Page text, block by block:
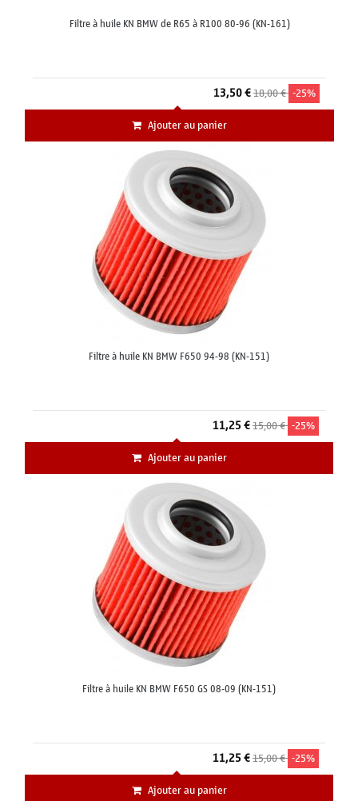
Filtre à huile KN BMW de R65 à R100 80-96 (KN-161)
13,50 €18,00 € -25%
Ajouter au panier
Filtre à huile KN BMW F650 94-98 (KN-151)
11,25 €15,00 € -25%
Ajouter au panier
Filtre à huile KN BMW F650 GS 08-09 (KN-151)
11,25 €15,00 € -25%
Ajouter au panier